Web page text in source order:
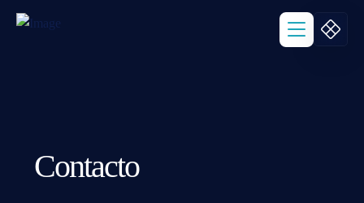
Contacto